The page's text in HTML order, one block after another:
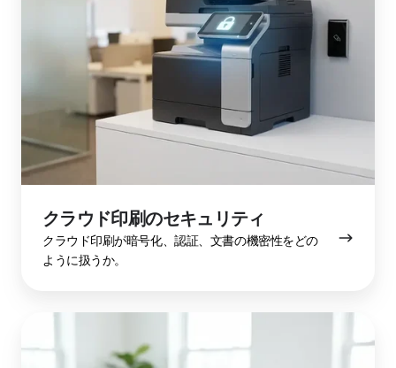
クラウド印刷のセキュリティ
クラウド印刷が暗号化、認証、文書の機密性をどの
ように扱うか。
テ
ィ
ラ